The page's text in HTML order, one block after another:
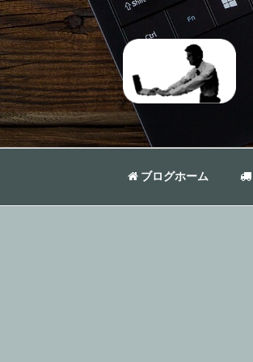
コ
ン
テ
ン
ツ
へ
ス
キ
ブログホーム